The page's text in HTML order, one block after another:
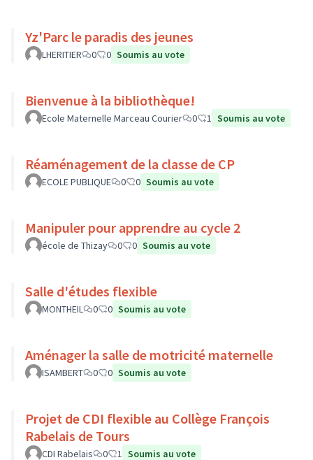
Yz'Parc le paradis des jeunes
LHERITIER 0 0 Soumis au vote
Bienvenue à la bibliothèque!
Ecole Maternelle Marceau Courier 0 1 Soumis au vote
Réaménagement de la classe de CP
ECOLE PUBLIQUE 0 0 Soumis au vote
Manipuler pour apprendre au cycle 2
école de Thizay 0 0 Soumis au vote
Salle d'études flexible
MONTHEIL 0 0 Soumis au vote
Aménager la salle de motricité maternelle
ISAMBERT 0 0 Soumis au vote
Projet de CDI flexible au Collège François
Rabelais de Tours
CDI Rabelais 0 1 Soumis au vote